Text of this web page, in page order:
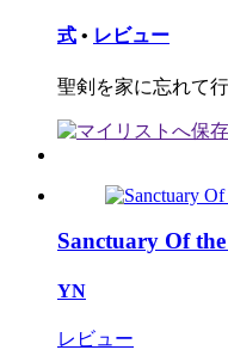
式 • レビュー
聖剣を家に忘れて
Sanctuary Of
YN
レビュー